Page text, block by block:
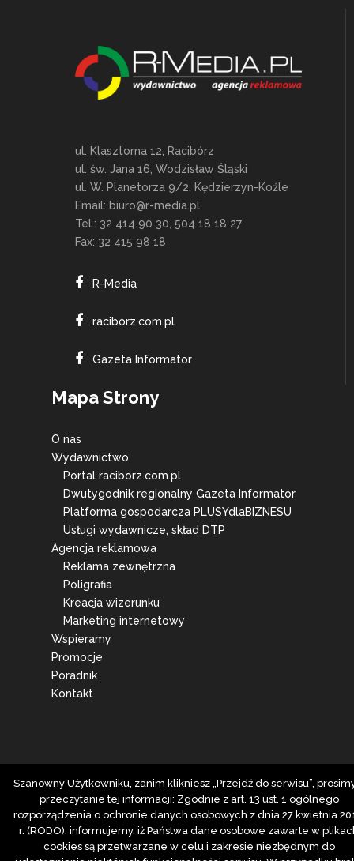
ul. Klasztorna 12, Racibórz
ul. św. Jana 16, Wodzisław Śląski
ul. W. Planetorza 9/2, Kędzierzyn-Koźle
Email: biuro@r-media.pl
Tel.: 32 414 90 30, 504 18 18 27
Fax: 32 415 98 18
R-Media
raciborz.com.pl
Gazeta Informator
Mapa Strony
O nas
Wydawnictwo
Portal raciborz.com.pl
Dwutygodnik regionalny Gazeta Informator
Platforma gospodarcza PLUSYdlaBIZNESU
Usługi wydawnicze, skład DTP
Agencja reklamowa
Reklama zewnętrzna
Poligrafia
Kreacja wizerunku
Marketing internetowy
Wspieramy
Promocje
Poradnik
Kontakt
Szanowny Użytkowniku, zanim klikniesz „Przejdź do serwisu”,
przeczytanie tej informacji: Zgodnie z art. 13 ust. 1 ogólnego
rozporządzenia o ochronie danych osobowych z dnia 27 kwietnia
r. (RODO), informujemy, iż Państwa dane osobowe zawarte w
cookies są przetwarzane w celu i zakresie niezbędnym do